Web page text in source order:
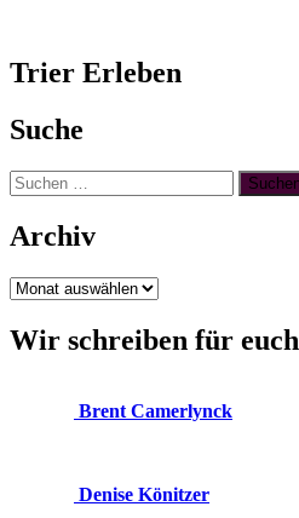
Trier Erleben
Suche
Suchen
nach:
Archiv
Archiv
Wir schreiben für euch
Brent Camerlynck
Denise Könitzer